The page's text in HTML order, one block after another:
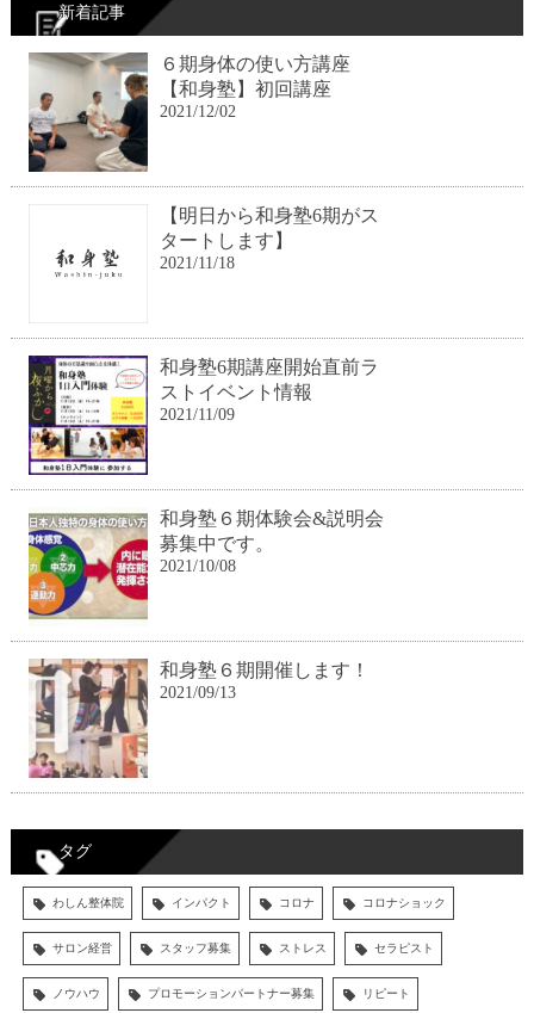
新着記事
６期身体の使い方講座
【和身塾】初回講座
2021/12/02
【明日から和身塾6期がス
タートします】
2021/11/18
和身塾6期講座開始直前ラ
ストイベント情報
2021/11/09
和身塾６期体験会&説明会
募集中です。
2021/10/08
和身塾６期開催します！
2021/09/13
タグ
わしん整体院 インパクト コロナ コロナショック
サロン経営 スタッフ募集 ストレス セラピスト
ノウハウ プロモーションパートナー募集 リピート